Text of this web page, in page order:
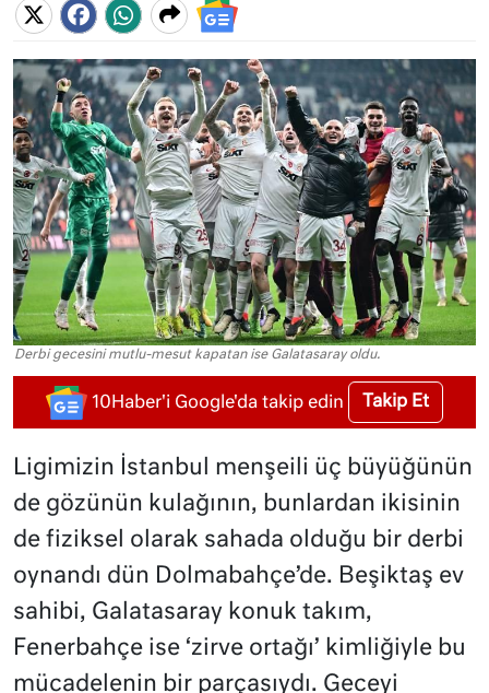
Derbi gecesini mutlu-mesut kapatan ise Galatasaray oldu.
10Haber'i Google'da takip edin Takip Et
Ligimizin İstanbul menşeili üç büyüğünün
de gözünün kulağının, bunlardan ikisinin
de fiziksel olarak sahada olduğu bir derbi
oynandı dün Dolmabahçe’de. Beşiktaş ev
sahibi, Galatasaray konuk takım,
Fenerbahçe ise ‘zirve ortağı’ kimliğiyle bu
mücadelenin bir parçasıydı. Geceyi